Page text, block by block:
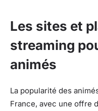
Les sites et
streaming
animés
La popularité des
France, avec une offre